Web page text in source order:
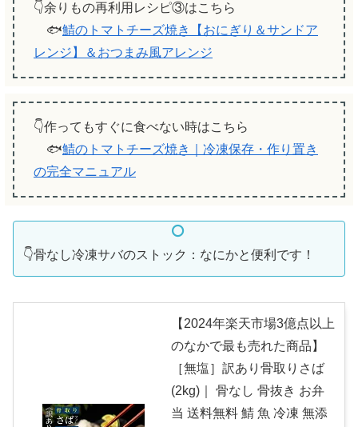
👇余りもの再利用レシピ③はこちら
🐟鯖のトマトチーズ焼き【おにぎり＆サンドア
レンジ】＆おつまみ風アレンジ
👇作ってもすぐに食べない時はこちら
🐟鯖のトマトチーズ焼き｜冷凍保存・作り置き
の完全マニュアル
👇骨なし冷凍サバのストック：なにかと便利です！
【2024年楽天市場3億点以上
のなかで最も売れた商品】
［無塩］訳あり骨取りさば
(2kg)｜ 骨なし 骨抜き お弁
当 送料無料 鯖 魚 冷凍 無添